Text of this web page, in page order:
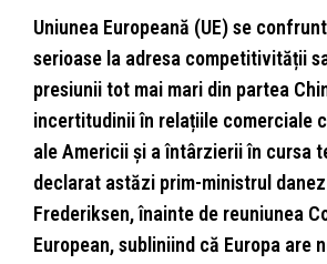
Uniunea Europeană (UE) se
serioase la adresa competitivității
presiunii tot mai mari din partea
incertitudinii în relațiile comerciale
ale Americii și a întârzierii în cursa
declarat astăzi prim-ministrul
Frederiksen, înainte de reuniunea
European, subliniind că Europa are